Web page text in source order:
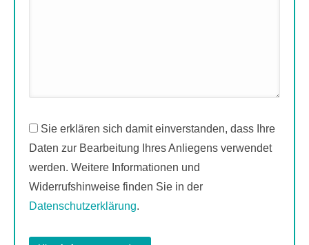
Sie erklären sich damit einverstanden, dass Ihre
Daten zur Bearbeitung Ihres Anliegens verwendet
werden. Weitere Informationen und
Widerrufshinweise finden Sie in der
Datenschutzerklärung.